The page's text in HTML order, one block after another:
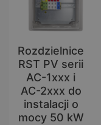
Rozdzielnice
RST PV serii
AC-1xxx i
AC-2xxx do
instalacji o
mocy 50 kW